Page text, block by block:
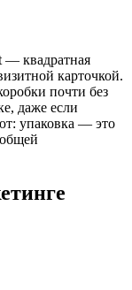
— квадратная
карточкой.
почти без
даже если
упаковка — это